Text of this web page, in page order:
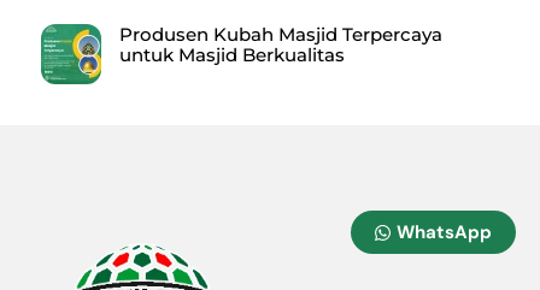
WhatsApp
Produsen Kubah Masjid Terpercaya
untuk Masjid Berkualitas